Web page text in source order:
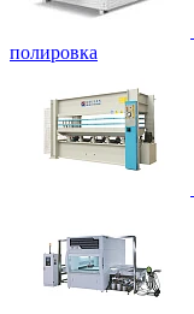
полировка